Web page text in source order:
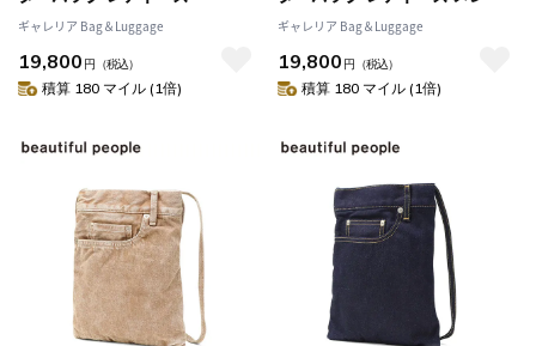
beautiful people 斜めがけ 小
さめ 薄型 ポーチ ショルダーポ
ーチ ブランド 本革 軽量 軽い ス
マホ マチなし 日本製 baggage
ギャレリア Bag＆Luggage
19,800 円 （税込）
積算 180 マイル (1倍)
ブランド 軽量 小さめ beautiful
people デニム バッグ ショルダ
ー 斜めがけ 大人 おしゃれ かわ
いい A5 excerption denim
ギャレリア Bag＆Luggage
19,800 円 （税込）
積算 180 マイル (1倍)